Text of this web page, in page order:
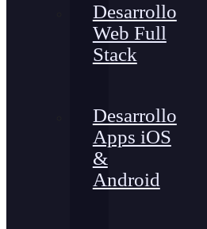
Desarrollo
Web Full
Stack
Desarrollo
Apps iOS
&
Android